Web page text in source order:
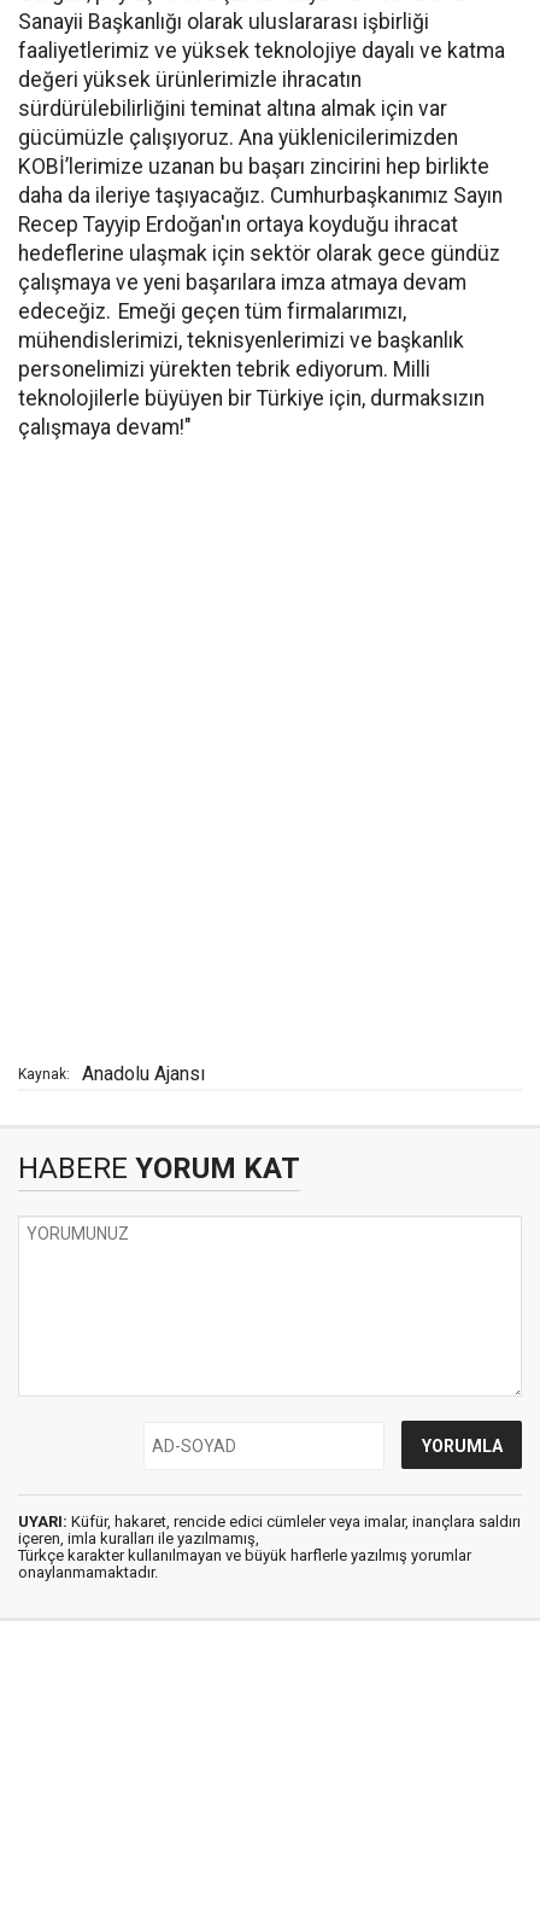
Sanayii Başkanlığı olarak uluslararası işbirliği
faaliyetlerimiz ve yüksek teknolojiye dayalı ve katma
değeri yüksek ürünlerimizle ihracatın
sürdürülebilirliğini teminat altına almak için var
gücümüzle çalışıyoruz. Ana yüklenicilerimizden
KOBİ’lerimize uzanan bu başarı zincirini hep birlikte
daha da ileriye taşıyacağız. Cumhurbaşkanımız Sayın
Recep Tayyip Erdoğan'ın ortaya koyduğu ihracat
hedeflerine ulaşmak için sektör olarak gece gündüz
çalışmaya ve yeni başarılara imza atmaya devam
edeceğiz. Emeği geçen tüm firmalarımızı,
mühendislerimizi, teknisyenlerimizi ve başkanlık
personelimizi yürekten tebrik ediyorum. Milli
teknolojilerle büyüyen bir Türkiye için, durmaksızın
çalışmaya devam!"
Kaynak: Anadolu Ajansı
HABERE YORUM KAT
UYARI: Küfür, hakaret, rencide edici cümleler veya imalar, inançlara saldırı
içeren, imla kuralları ile yazılmamış,
Türkçe karakter kullanılmayan ve büyük harflerle yazılmış yorumlar
onaylanmamaktadır.